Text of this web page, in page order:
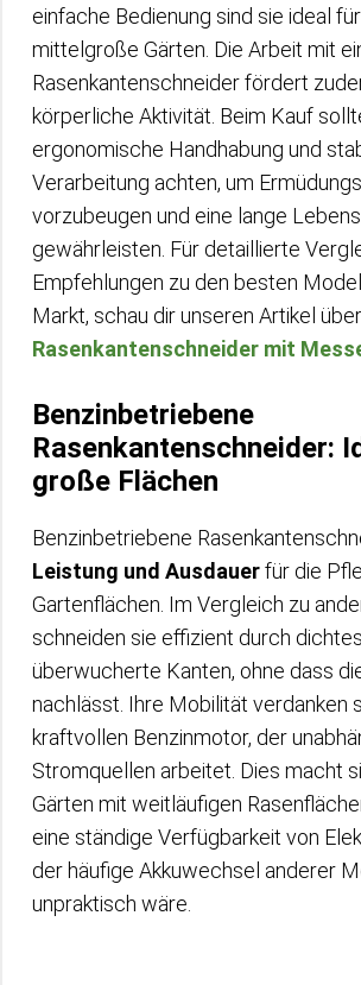
einfache Bedienung sind sie ideal
mittelgroße Gärten. Die Arbeit mit
Rasenkantenschneider fördert
körperliche Aktivität. Beim Kauf
ergonomische Handhabung und
Verarbeitung achten, um
vorzubeugen und eine lange
gewährleisten. Für detaillierte
Empfehlungen zu den besten
Markt, schau dir unseren Artikel über
Rasenkantenschneider mit
Benzinbetriebene
Rasenkantenschneider:
große Flächen
Benzinbetriebene
Leistung und Ausdauerfür die
Gartenflächen. Im Vergleich zu
schneiden sie effizient durch
überwucherte Kanten, ohne dass
nachlässt. Ihre Mobilität verdanken
kraftvollen Benzinmotor, der
Stromquellen arbeitet. Dies macht
Gärten mit weitläufigen
eine ständige Verfügbarkeit von
der häufige Akkuwechsel anderer
unpraktisch wäre.